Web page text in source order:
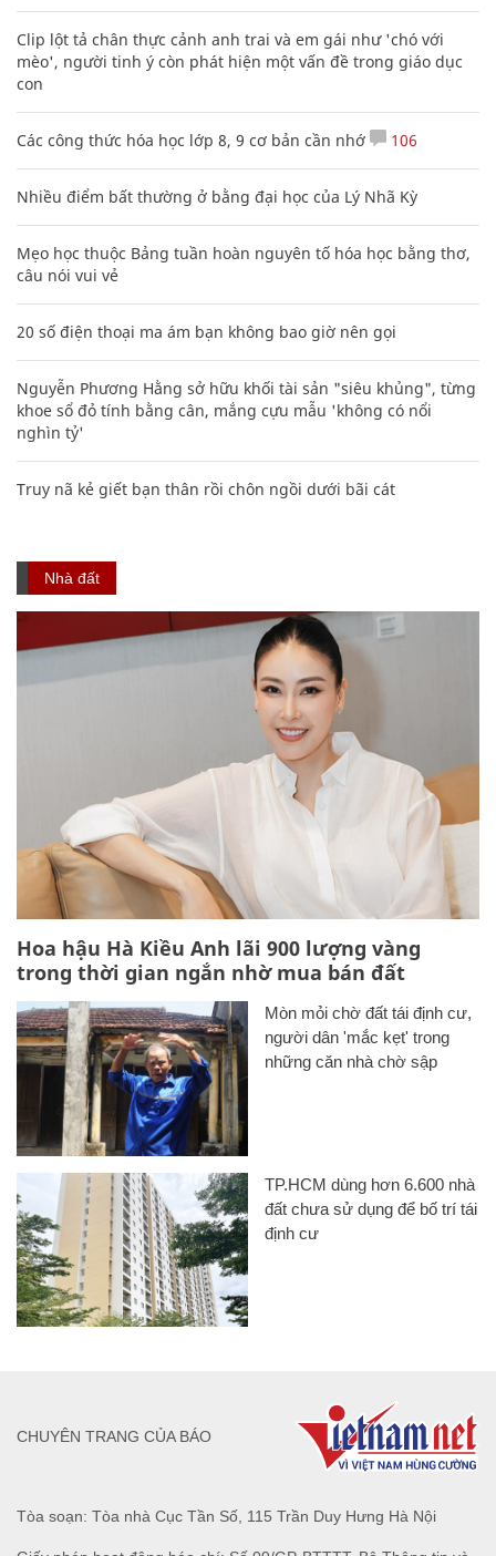
Clip lột tả chân thực cảnh anh trai và em gái như 'chó với
mèo', người tinh ý còn phát hiện một vấn đề trong giáo dục
con
Các công thức hóa học lớp 8, 9 cơ bản cần nhớ 106
Nhiều điểm bất thường ở bằng đại học của Lý Nhã Kỳ
Mẹo học thuộc Bảng tuần hoàn nguyên tố hóa học bằng thơ,
câu nói vui vẻ
20 số điện thoại ma ám bạn không bao giờ nên gọi
Nguyễn Phương Hằng sở hữu khối tài sản "siêu khủng", từng
khoe sổ đỏ tính bằng cân, mắng cựu mẫu 'không có nổi
nghìn tỷ'
Truy nã kẻ giết bạn thân rồi chôn ngồi dưới bãi cát
Nhà đất
Hoa hậu Hà Kiều Anh lãi 900 lượng vàng
trong thời gian ngắn nhờ mua bán đất
Mòn mỏi chờ đất tái định cư,
người dân 'mắc kẹt' trong
những căn nhà chờ sập
TP.HCM dùng hơn 6.600 nhà
đất chưa sử dụng để bố trí tái
định cư
Tòa soạn: Tòa nhà Cục Tần Số, 115 Trần Duy Hưng Hà Nội
CHUYÊN TRANG CỦA BÁO